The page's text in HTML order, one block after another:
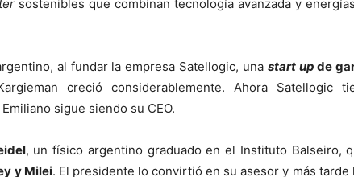
sostenibles que combinan tecnología avanzada y
al fundar la empresa Satellogic, una start up de
creció considerablemente. Ahora Satellogic
sigue siendo su CEO.
, un físico argentino graduado en el Instituto Balseiro,
y Milei. El presidente lo convirtió en su asesor y más tarde